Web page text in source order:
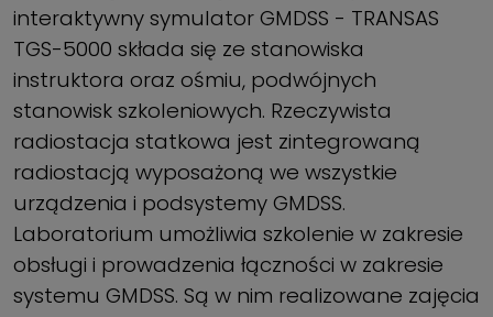
interaktywny symulator GMDSS - TRANSAS
TGS-5000 składa się ze stanowiska
instruktora oraz ośmiu, podwójnych
stanowisk szkoleniowych. Rzeczywista
radiostacja statkowa jest zintegrowaną
radiostacją wyposażoną we wszystkie
urządzenia i podsystemy GMDSS.
Laboratorium umożliwia szkolenie w zakresie
obsługi i prowadzenia łączności w zakresie
systemu GMDSS. Są w nim realizowane zajęcia